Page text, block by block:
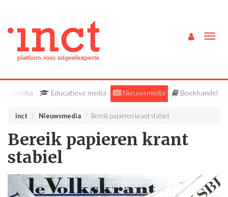
Vakmedia Educatieve media Nieuwsmedia Boekhandel
inct Nieuwsmedia Bereik papieren krant stabiel
Bereik papieren krant
stabiel